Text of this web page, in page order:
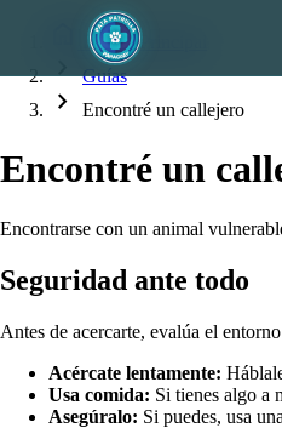
Página Principal
chevron_right Guías
chevron_right Encontré un callejero
Encontré un
Encontrarse con un animal
Seguridad ante todo
Antes de acercarte, evalúa el
Acércate lentamente:
Usa comida: Si tienes algo a
Asegúralo: Si puedes, usa